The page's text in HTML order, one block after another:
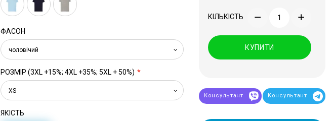
ФАСОН
чоловічий
РОЗМІР (3XL +15%; 4XL +35%; 5XL + 50%)
XS
ЯКІСТЬ
КІЛЬКІСТЬ
КУПИТИ
Консультант Консультант